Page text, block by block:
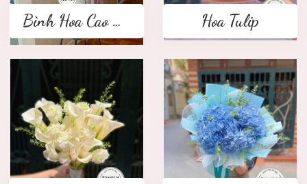
Bình Hoa Cao Cấp Hoa Tulip